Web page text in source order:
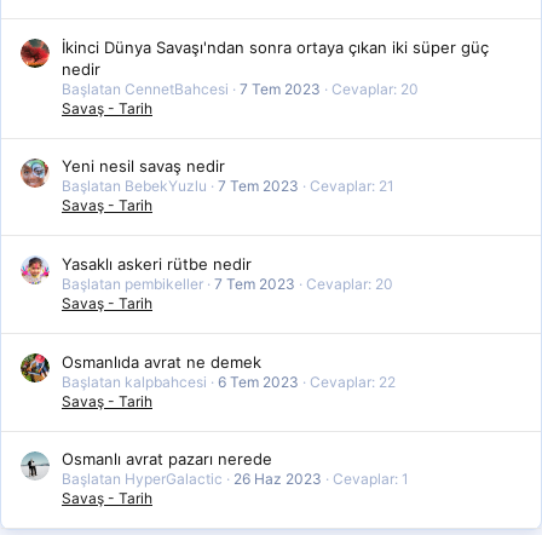
İkinci Dünya Savaşı'ndan sonra ortaya çıkan iki süper güç
nedir
Başlatan CennetBahcesi 7 Tem 2023
Cevaplar: 20
Savaş - Tarih
Yeni nesil savaş nedir
Başlatan BebekYuzlu 7 Tem 2023
Cevaplar: 21
Savaş - Tarih
Yasaklı askeri rütbe nedir
Başlatan pembikeller 7 Tem 2023
Cevaplar: 20
Savaş - Tarih
Osmanlıda avrat ne demek
Başlatan kalpbahcesi 6 Tem 2023
Cevaplar: 22
Savaş - Tarih
Osmanlı avrat pazarı nerede
Başlatan HyperGalactic 26 Haz 2023
Cevaplar: 1
Savaş - Tarih